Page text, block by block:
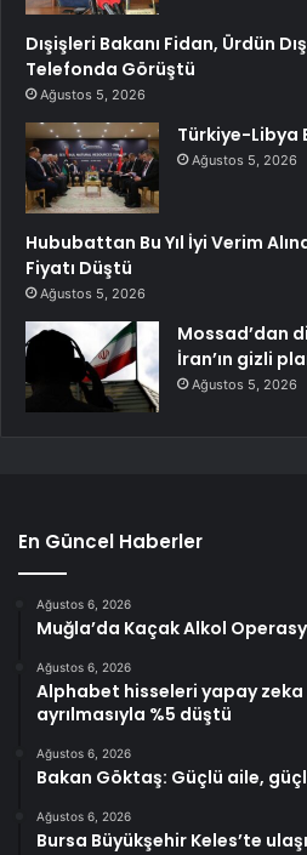
Dışişleri Bakanı Fidan, Ürdün
Telefonda Görüştü
Ağustos 5, 2026
Türkiye-Libya
Ağustos 5, 2026
Hububattan Bu Yıl İyi Verim
Fiyatı Düştü
Ağustos 5, 2026
Mossad’dan
İran’ın gizli
Ağustos 5, 2026
En Güncel Haberler
Ağustos 6, 2026
Muğla’da Kaçak Alkol
Ağustos 6, 2026
Alphabet hisseleri yapay zeka
ayrılmasıyla %5 düştü
Ağustos 6, 2026
Bakan Göktaş: Güçlü aile,
Ağustos 6, 2026
Bursa Büyükşehir Keles’te